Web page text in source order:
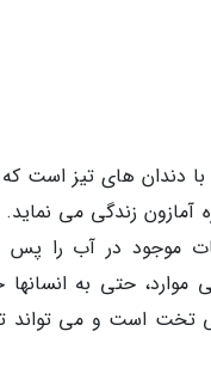
با دندان های تیز است
آمازون زندگی می
موجود در آب را پس
موارد، حتی به